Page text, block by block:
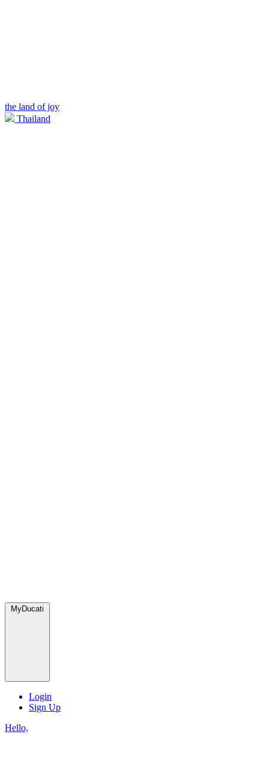
the land of joy
Thailand
MyDucati
Login
Sign Up
Hello,